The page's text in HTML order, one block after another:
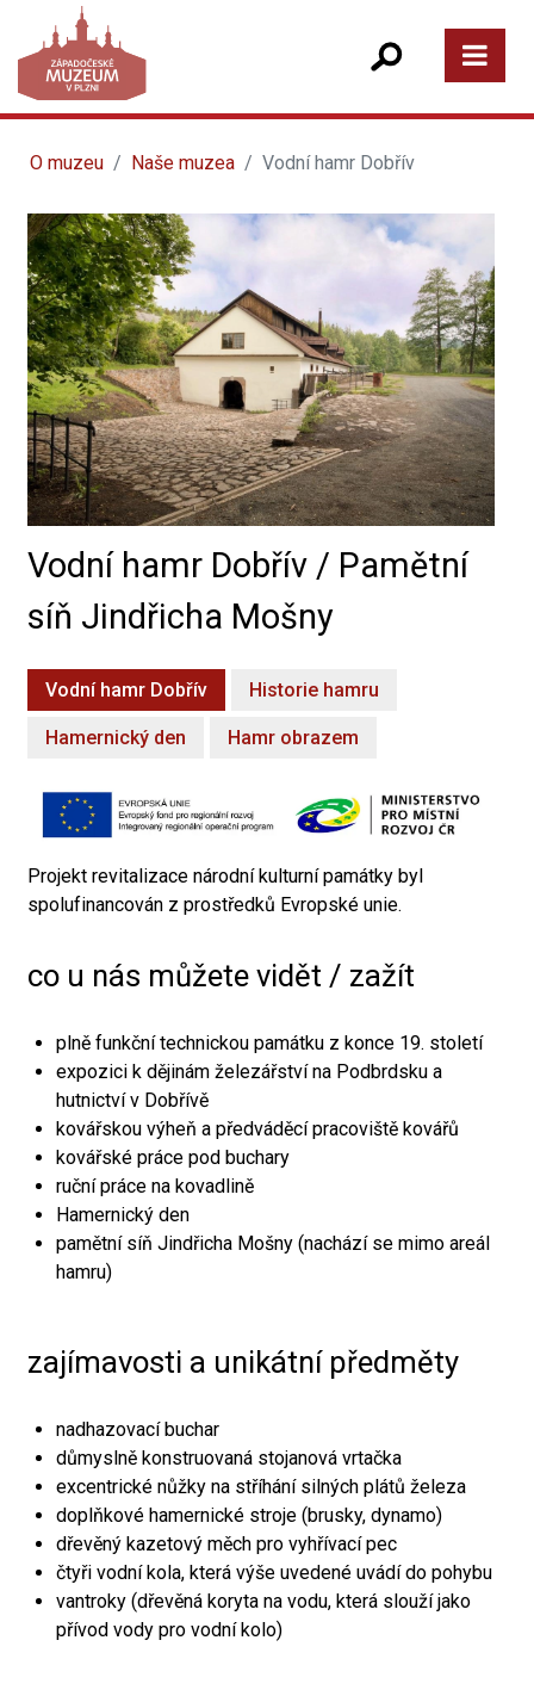
O muzeu Naše muzea Vodní hamr Dobřív
Vodní hamr Dobřív / Pamětní
síň Jindřicha Mošny
Vodní hamr Dobřív Historie hamru
Hamernický den Hamr obrazem
Projekt revitalizace národní kulturní památky byl
spolufinancován z prostředků Evropské unie.
co u nás můžete vidět / zažít
plně funkční technickou památku z konce 19. století
expozici k dějinám železářství na Podbrdsku a
hutnictví v Dobřívě
kovářskou výheň a předváděcí pracoviště kovářů
kovářské práce pod buchary
ruční práce na kovadlině
Hamernický den
pamětní síň Jindřicha Mošny (nachází se mimo areál
hamru)
zajímavosti a unikátní předměty
nadhazovací buchar
důmyslně konstruovaná stojanová vrtačka
excentrické nůžky na stříhání silných plátů železa
doplňkové hamernické stroje (brusky, dynamo)
dřevěný kazetový měch pro vyhřívací pec
čtyři vodní kola, která výše uvedené uvádí do pohybu
vantroky (dřevěná koryta na vodu, která slouží jako
přívod vody pro vodní kolo)